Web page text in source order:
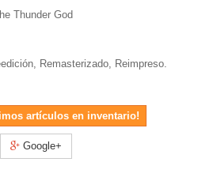
Thunder God
Remasterizado, Reimpreso.
artículos en inventario!
Google+